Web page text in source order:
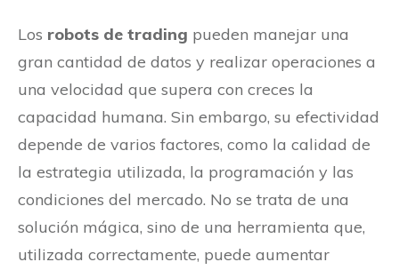
Los robots de trading pueden manejar una
gran cantidad de datos y realizar operaciones a
una velocidad que supera con creces la
capacidad humana. Sin embargo, su efectividad
depende de varios factores, como la calidad de
la estrategia utilizada, la programación y las
condiciones del mercado. No se trata de una
solución mágica, sino de una herramienta que,
utilizada correctamente, puede aumentar